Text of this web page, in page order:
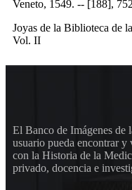
Veneto, 1549. -- [188],
Joyas de la Biblioteca de
Vol. II
El Banco de Imágenes de
usuario pueda encontrar
con la Historia de la
privado, docencia e